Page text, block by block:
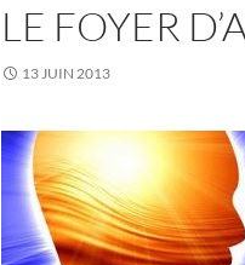
LE FOYER
13 JUIN 2013